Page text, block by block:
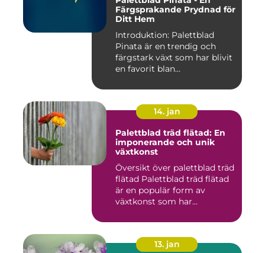
Färgsprakande Prydnad för
Ditt Hem
Introduktion: Palettblad
Pinata är en trendig och
färgstark växt som har blivit
en favorit blan...
14. jan
Palettblad träd flätad: En
imponerande och unik
växtkonst
Översikt över palettblad träd
flätad Palettblad träd flätad
är en populär form av
växtkonst som har...
13. jan